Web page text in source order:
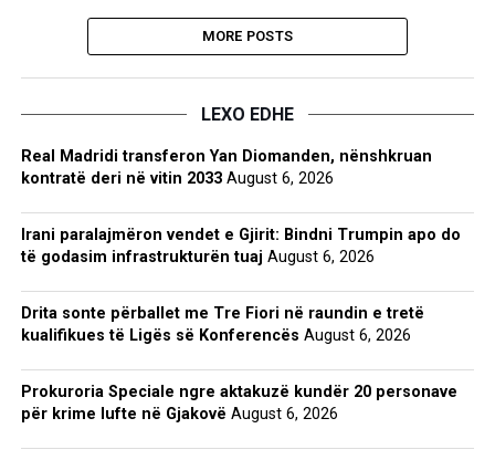
MORE POSTS
LEXO EDHE
Real Madridi transferon Yan Diomanden, nënshkruan
kontratë deri në vitin 2033 August 6, 2026
Irani paralajmëron vendet e Gjirit: Bindni Trumpin apo do
të godasim infrastrukturën tuaj August 6, 2026
Drita sonte përballet me Tre Fiori në raundin e tretë
kualifikues të Ligës së Konferencës August 6, 2026
Prokuroria Speciale ngre aktakuzë kundër 20 personave
për krime lufte në Gjakovë August 6, 2026